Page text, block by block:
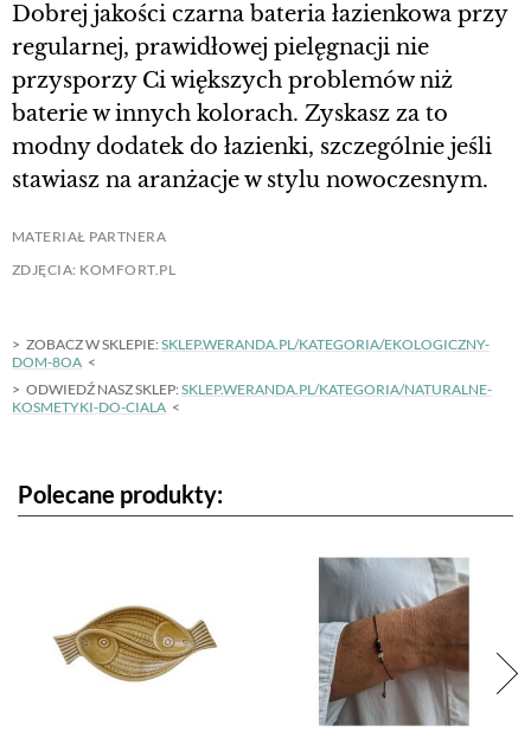
Dobrej jakości czarna bateria łazienkowa przy
regularnej, prawidłowej pielęgnacji nie
przysporzy Ci większych problemów niż
baterie w innych kolorach. Zyskasz za to
modny dodatek do łazienki, szczególnie jeśli
stawiasz na aranżacje w stylu nowoczesnym.
MATERIAŁ PARTNERA
ZDJĘCIA: KOMFORT.PL
ZOBACZ W SKLEPIE:SKLEP.WERANDA.PL/KATEGORIA/EKOLOGICZNY-
DOM-8OA
ODWIEDŹ NASZ SKLEP:SKLEP.WERANDA.PL/KATEGORIA/NATURALNE-
KOSMETYKI-DO-CIALA
Polecane produkty: